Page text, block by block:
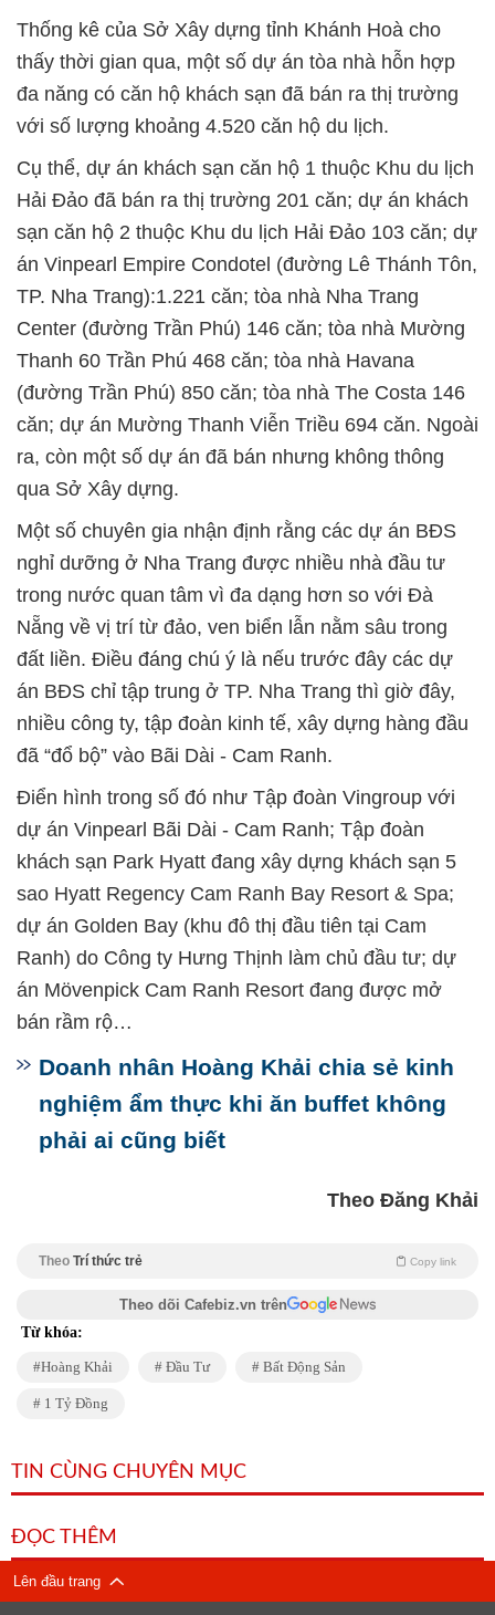
Thống kê của Sở Xây dựng tỉnh Khánh Hoà cho
thấy thời gian qua, một số dự án tòa nhà hỗn hợp
đa năng có căn hộ khách sạn đã bán ra thị trường
với số lượng khoảng 4.520 căn hộ du lịch.
Cụ thể, dự án khách sạn căn hộ 1 thuộc Khu du lịch
Hải Đảo đã bán ra thị trường 201 căn; dự án khách
sạn căn hộ 2 thuộc Khu du lịch Hải Đảo 103 căn; dự
án Vinpearl Empire Condotel (đường Lê Thánh Tôn,
TP. Nha Trang):1.221 căn; tòa nhà Nha Trang
Center (đường Trần Phú) 146 căn; tòa nhà Mường
Thanh 60 Trần Phú 468 căn; tòa nhà Havana
(đường Trần Phú) 850 căn; tòa nhà The Costa 146
căn; dự án Mường Thanh Viễn Triều 694 căn. Ngoài
ra, còn một số dự án đã bán nhưng không thông
qua Sở Xây dựng.
Một số chuyên gia nhận định rằng các dự án BĐS
nghỉ dưỡng ở Nha Trang được nhiều nhà đầu tư
trong nước quan tâm vì đa dạng hơn so với Đà
Nẵng về vị trí từ đảo, ven biển lẫn nằm sâu trong
đất liền. Điều đáng chú ý là nếu trước đây các dự
án BĐS chỉ tập trung ở TP. Nha Trang thì giờ đây,
nhiều công ty, tập đoàn kinh tế, xây dựng hàng đầu
đã “đổ bộ” vào Bãi Dài - Cam Ranh.
Điển hình trong số đó như Tập đoàn Vingroup với
dự án Vinpearl Bãi Dài - Cam Ranh; Tập đoàn
khách sạn Park Hyatt đang xây dựng khách sạn 5
sao Hyatt Regency Cam Ranh Bay Resort & Spa;
dự án Golden Bay (khu đô thị đầu tiên tại Cam
Ranh) do Công ty Hưng Thịnh làm chủ đầu tư; dự
án Mövenpick Cam Ranh Resort đang được mở
bán rầm rộ…
Doanh nhân Hoàng Khải chia sẻ kinh
nghiệm ẩm thực khi ăn buffet không
phải ai cũng biết
Theo Đăng Khải
Theo Trí thức trẻ Copy link
Theo dõi Cafebiz.vn trên
Từ khóa:
Hoàng Khải Đầu Tư Bất Động Sản
1 Tỷ Đồng
TIN CÙNG CHUYÊN MỤC
ĐỌC THÊM
Lên đầu trang